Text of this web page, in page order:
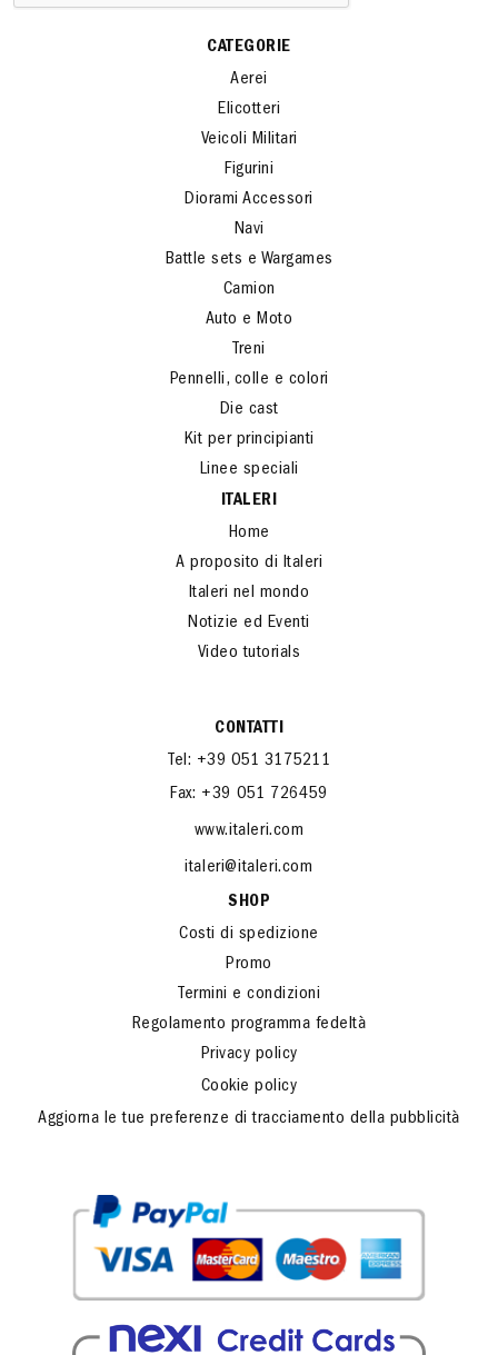
CATEGORIE
Aerei
Elicotteri
Veicoli Militari
Figurini
Diorami Accessori
Navi
Battle sets e Wargames
Camion
Auto e Moto
Treni
Pennelli, colle e colori
Die cast
Kit per principianti
Linee speciali
ITALERI
Home
A proposito di Italeri
Italeri nel mondo
Notizie ed Eventi
CONTATTI
Tel: +39 051 3175211
italeri@italeri.com
SHOP
Costi di spedizione
Promo
Termini e condizioni
Regolamento programma fedeltà
Privacy policy
Cookie policy